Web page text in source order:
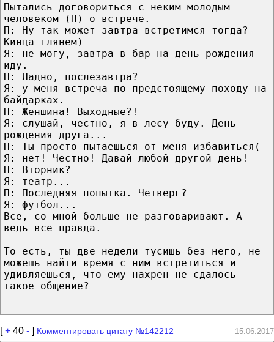
Пытались договориться с неким молодым
человеком (П) о встрече.
П: Ну так может завтра встретимся тогда?
Кинца глянем)
Я: не могу, завтра в бар на день рождения
иду.
П: Ладно, послезавтра?
Я: у меня встреча по предстоящему походу на
байдарках.
П: Женшина! Выходные?!
Я: слушай, честно, я в лесу буду. День
рождения друга...
П: Ты просто пытаешься от меня избавиться(
Я: нет! Честно! Давай любой другой день!
П: Вторник?
Я: театр...
П: Последняя попытка. Четверг?
Я: футбол...
Все, со мной больше не разговаривают. А
ведь все правда.
То есть, ты две недели тусишь без него, не
можешь найти время с ним встретиться и
удивляешься, что ему нахрен не сдалось
такое общение?
[+ 40 - ] Комментировать цитату №142212 15.06.2017